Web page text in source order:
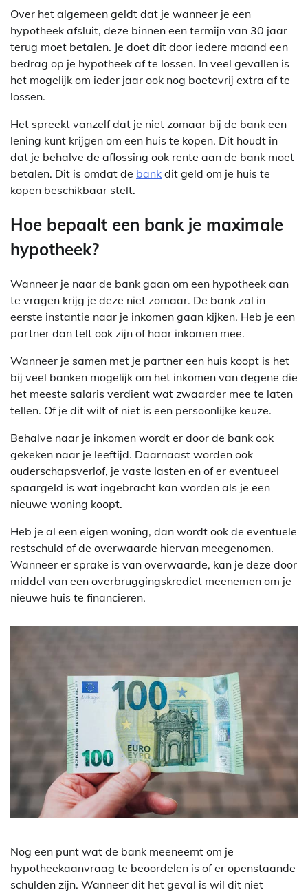
Over het algemeen geldt dat je wanneer je een
hypotheek afsluit, deze binnen een termijn van 30 jaar
terug moet betalen. Je doet dit door iedere maand een
bedrag op je hypotheek af te lossen. In veel gevallen is
het mogelijk om ieder jaar ook nog boetevrij extra af te
lossen.
Het spreekt vanzelf dat je niet zomaar bij de bank een
lening kunt krijgen om een huis te kopen. Dit houdt in
dat je behalve de aflossing ook rente aan de bank moet
betalen. Dit is omdat de bank dit geld om je huis te
kopen beschikbaar stelt.
Hoe bepaalt een bank je maximale
hypotheek?
Wanneer je naar de bank gaan om een hypotheek aan
te vragen krijg je deze niet zomaar. De bank zal in
eerste instantie naar je inkomen gaan kijken. Heb je een
partner dan telt ook zijn of haar inkomen mee.
Wanneer je samen met je partner een huis koopt is het
bij veel banken mogelijk om het inkomen van degene die
het meeste salaris verdient wat zwaarder mee te laten
tellen. Of je dit wilt of niet is een persoonlijke keuze.
Behalve naar je inkomen wordt er door de bank ook
gekeken naar je leeftijd. Daarnaast worden ook
ouderschapsverlof, je vaste lasten en of er eventueel
spaargeld is wat ingebracht kan worden als je een
nieuwe woning koopt.
Heb je al een eigen woning, dan wordt ook de eventuele
restschuld of de overwaarde hiervan meegenomen.
Wanneer er sprake is van overwaarde, kan je deze door
middel van een overbruggingskrediet meenemen om je
nieuwe huis te financieren.
Nog een punt wat de bank meeneemt om je
hypotheekaanvraag te beoordelen is of er openstaande
schulden zijn. Wanneer dit het geval is wil dit niet